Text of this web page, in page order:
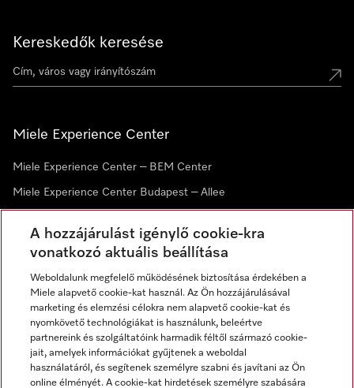
Kereskedők keresése
Miele Experience Center
Miele Experience Center – BEM Center
Miele Experience Center Budapest – Allee
Hírlevél
A hozzájárulást igénylő cookie-kra
vonatkozó aktuális beállítása
Weboldalunk megfelelő működésének biztosítása érdekében a
Miele alapvető cookie-kat használ. Az Ön hozzájárulásával
marketing és elemzési célokra nem alapvető cookie-kat és
nyomkövető technológiákat is használunk, beleértve
partnereink és szolgáltatóink harmadik féltől származó cookie-
jait, amelyek információkat gyűjtenek a weboldal
használatáról, és segítenek személyre szabni és javítani az Ön
online élményét. A cookie-kat hirdetések személyre szabására